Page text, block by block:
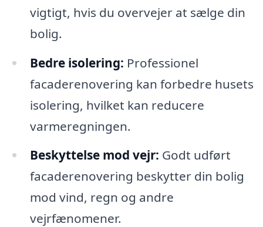
vigtigt, hvis du overvejer at sælge din
bolig.
Bedre isolering: Professionel
facaderenovering kan forbedre husets
isolering, hvilket kan reducere
varmeregningen.
Beskyttelse mod vejr: Godt udført
facaderenovering beskytter din bolig
mod vind, regn og andre
vejrfænomener.